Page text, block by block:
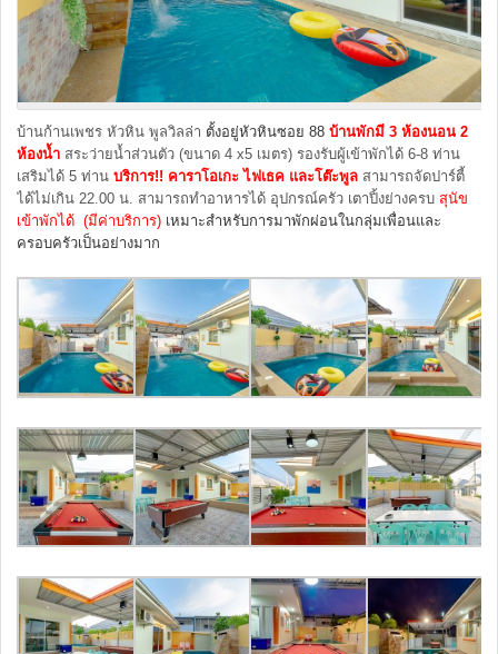
บ้านก้านเพชร หัวหิน พูลวิลล่า ตั้งอยู่หัวหินซอย 88 บ้านพักมี 3 ห้องนอน 2
ห้องน้ำ สระว่ายน้ำส่วนตัว (ขนาด 4 x5 เมตร) รองรับผู้เข้าพักได้ 6-8 ท่าน
เสริมได้ 5 ท่าน บริการ!! คาราโอเกะ ไฟเธค และโต๊ะพูล สามารถจัดปาร์ตี้
ได้ไม่เกิน 22.00 น. สามารถทำอาหารได้ อุปกรณ์ครัว เตาปิ้งย่างครบ สุนัข
เข้าพักได้ (มีค่าบริการ) เหมาะสำหรับการมาพักผ่อนในกลุ่มเพื่อนและ
ครอบครัวเป็นอย่างมาก